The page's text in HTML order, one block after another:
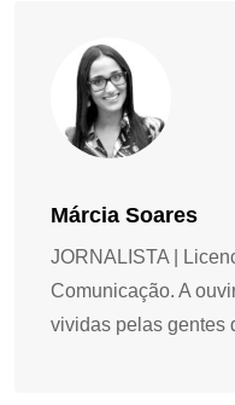
Márcia Soares
JORNALISTA |
Comunicação. A
vividas pelas gentes